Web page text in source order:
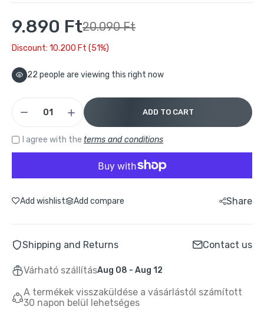
Buydeem G564 Elektromos Ételpároló – 5 L
44.990 Ft 79.990 Ft
Buydeem G564 Elektromos Ételpároló 5 L –
Multifunkciós Zöld
29.790 Ft 67.900 Ft
Buydeem K1594T Elektromos Vízforraló és
56.990 Ft
Buydeem Elektromos Vízforraló 1,7 l –
Buydeem K314Mini Elektromos Vízforraló
24.990 Ft 39.990 Ft
9.890 Ft20.090 Ft
Discount: 10.200 Ft (51%)
22 people are viewing this right now
ADD TO CART
I agree with the terms and conditions
Add wishlist Add compare Share
Shipping and Returns Contact us
Várható szállításAug 08 - Aug 12
A termékek visszaküldése a vásárlástól számított
30 napon belül lehetséges